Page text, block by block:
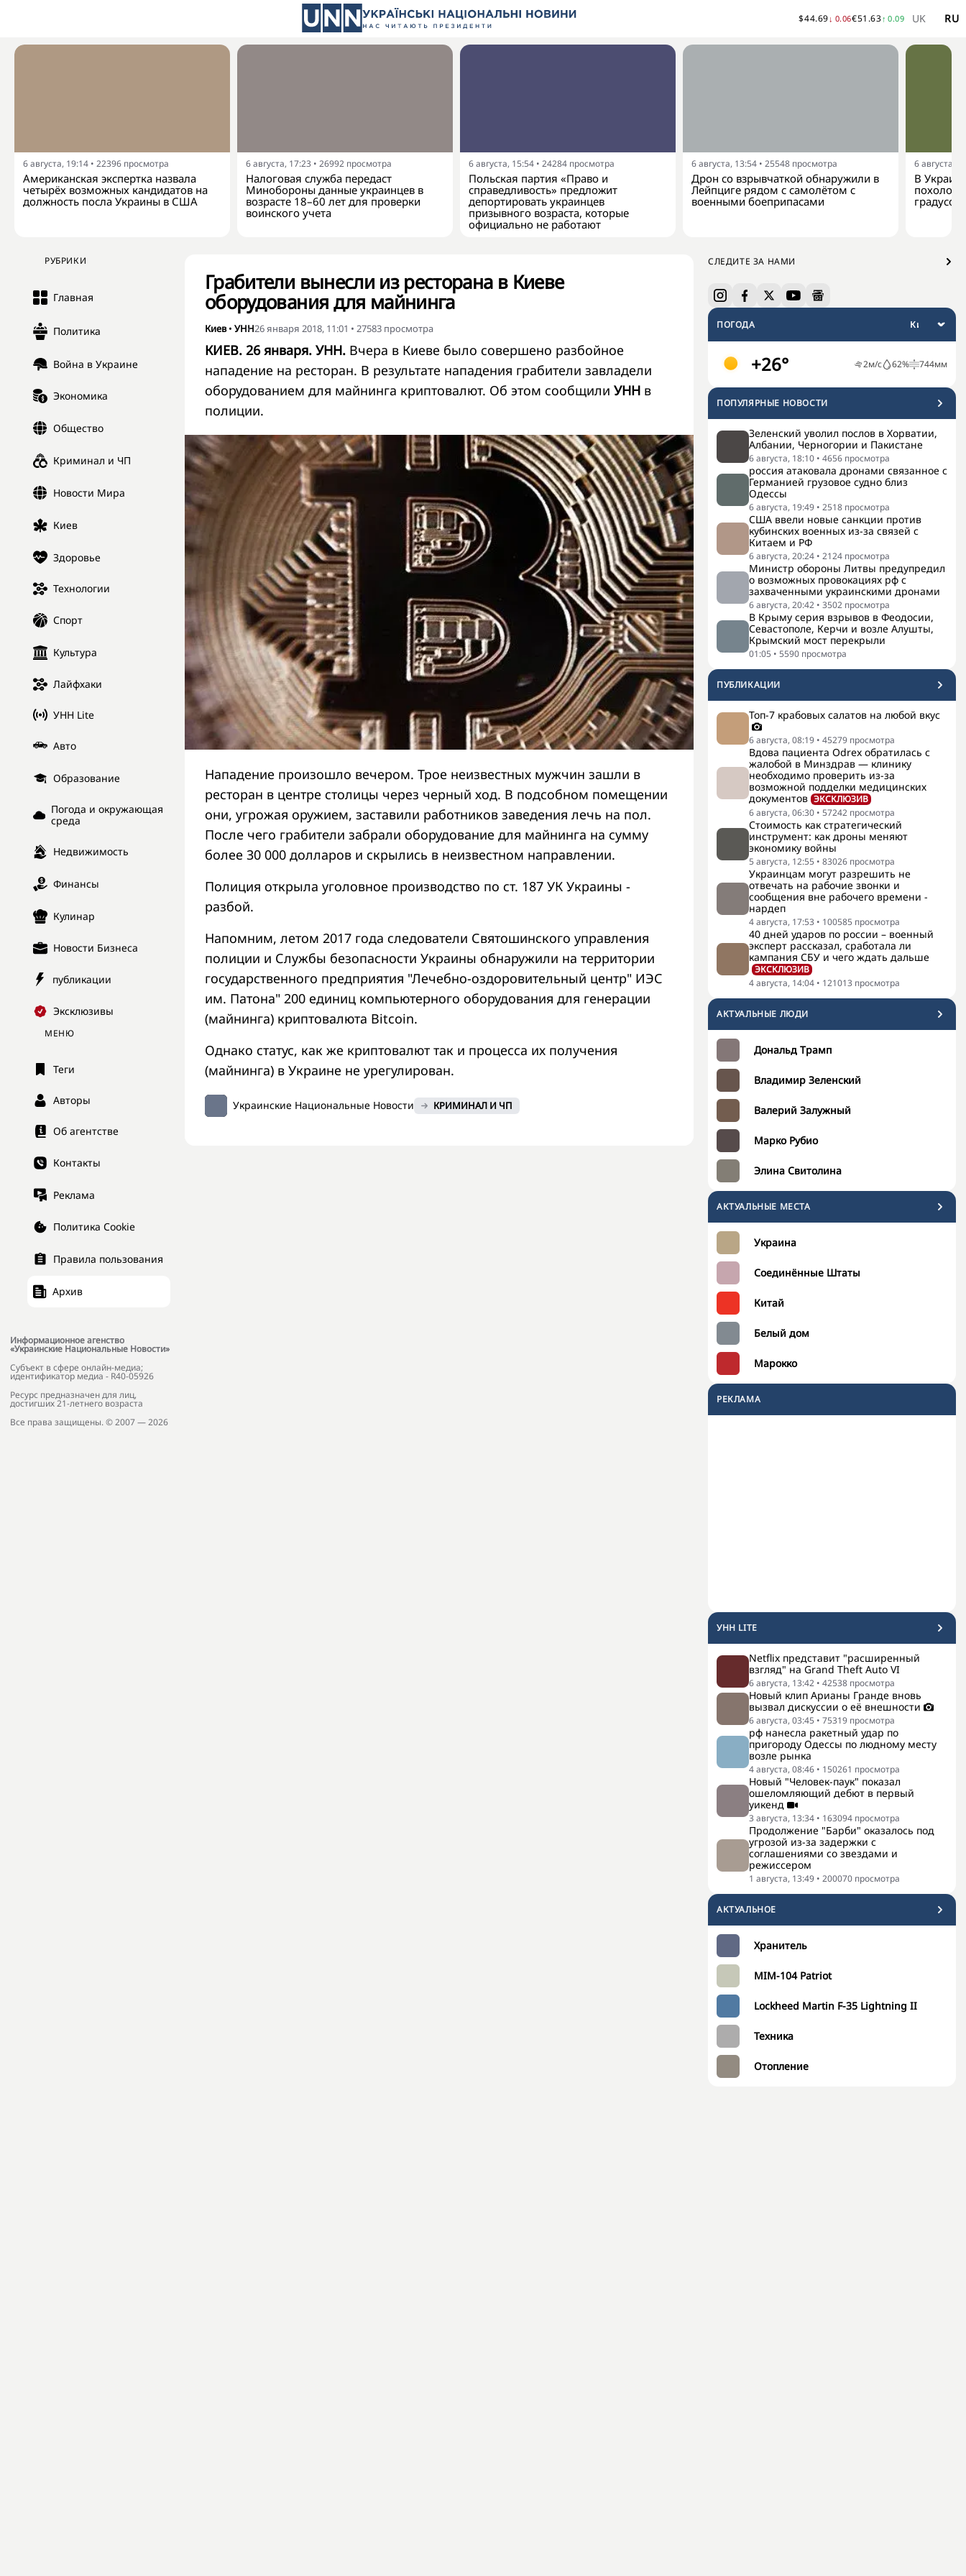
$44.69↓ 0.06€51.63↑ 0.09 UK RU
6 августа, 19:14 • 22396 просмотра
Американская экспертка назвала
четырёх возможных кандидатов на
должность посла Украины в США
6 августа, 17:23 • 26992 просмотра
Налоговая служба передаст
Минобороны данные украинцев в
возрасте 18–60 лет для проверки
воинского учета
6 августа, 15:54 • 24284 просмотра
Польская партия «Право и
справедливость» предложит
депортировать украинцев
призывного возраста, которые
официально не работают
6 августа, 13:54 • 25548 просмотра
Дрон со взрывчаткой обнаружили в
Лейпциге рядом с самолётом с
военными боеприпасами
6 августа,
В
градусов
РУБРИКИ
Главная
Политика
Война в Украине
Экономика
Общество
Криминал и ЧП
Новости Мира
Киев
Здоровье
Технологии
Спорт
Культура
Лайфхаки
УНН Lite
Авто
Образование
Погода и окружающая
среда
Недвижимость
Финансы
Кулинар
Новости Бизнеса
публикации
Эксклюзивы
МЕНЮ
Теги
Авторы
Об агентстве
Контакты
Реклама
Политика Cookie
Правила пользования
Архив
Информационное агенство
«Украинские Национальные Новости»
Субъект в сфере онлайн-медиа;
идентификатор медиа - R40-05926
Ресурс предназначен для лиц,
достигших 21-летнего возраста
Все права защищены. © 2007 — 2026
СЛЕДИТЕ ЗА НАМИ
ПОГОДА
+26° 2м/с 62% 744мм
ПОПУЛЯРНЫЕ НОВОСТИ
Зеленский уволил послов в Хорватии,
Албании, Черногории и Пакистане
6 августа, 18:10 • 4656 просмотра
россия атаковала дронами связанное с
Германией грузовое судно близ
Одессы
6 августа, 19:49 • 2518 просмотра
США ввели новые санкции против
кубинских военных из-за связей с
Китаем и РФ
6 августа, 20:24 • 2124 просмотра
Министр обороны Литвы предупредил
о возможных провокациях рф с
захваченными украинскими дронами
6 августа, 20:42 • 3502 просмотра
В Крыму серия взрывов в Феодосии,
Севастополе, Керчи и возле Алушты,
Крымский мост перекрыли
01:05 • 5590 просмотра
ПУБЛИКАЦИИ
Топ-7 крабовых салатов на любой вкус
6 августа, 08:19 • 45279 просмотра
Вдова пациента Odrex обратилась с
жалобой в Минздрав — клинику
необходимо проверить из-за
возможной подделки медицинских
документов ЭКСКЛЮЗИВ
6 августа, 06:30 • 57242 просмотра
Стоимость как стратегический
инструмент: как дроны меняют
экономику войны
5 августа, 12:55 • 83026 просмотра
Украинцам могут разрешить не
отвечать на рабочие звонки и
сообщения вне рабочего времени -
нардеп
4 августа, 17:53 • 100585 просмотра
40 дней ударов по россии – военный
эксперт рассказал, сработала ли
кампания СБУ и чего ждать дальше
ЭКСКЛЮЗИВ
4 августа, 14:04 • 121013 просмотра
АКТУАЛЬНЫЕ ЛЮДИ
Дональд Трамп
Владимир Зеленский
Валерий Залужный
Марко Рубио
Элина Свитолина
АКТУАЛЬНЫЕ МЕСТА
Украина
Соединённые Штаты
Китай
Белый дом
Марокко
РЕКЛАМА
УНН LITE
Netflix представит "расширенный
взгляд" на Grand Theft Auto VI
6 августа, 13:42 • 42538 просмотра
Новый клип Арианы Гранде вновь
вызвал дискуссии о её внешности
6 августа, 03:45 • 75319 просмотра
рф нанесла ракетный удар по
пригороду Одессы по людному месту
возле рынка
4 августа, 08:46 • 150261 просмотра
Новый "Человек-паук" показал
ошеломляющий дебют в первый
уикенд
3 августа, 13:34 • 163094 просмотра
Продолжение "Барби" оказалось под
угрозой из-за задержки с
соглашениями со звездами и
режиссером
1 августа, 13:49 • 200070 просмотра
АКТУАЛЬНОЕ
Хранитель
MIM-104 Patriot
Lockheed Martin F-35 Lightning II
Техника
Отопление
Грабители вынесли из ресторана в Киеве
оборудования для майнинга
Киев• УНН26 января 2018, 11:01 • 27583 просмотра
КИЕВ. 26 января. УНН. Вчера в Киеве было совершено разбойное
нападение на ресторан. В результате нападения грабители завладели
оборудованием для майнинга криптовалют. Об этом сообщили УНН в
полиции.
Нападение произошло вечером. Трое неизвестных мужчин зашли в
ресторан в центре столицы через черный ход. В подсобном помещении
они, угрожая оружием, заставили работников заведения лечь на пол.
После чего грабители забрали оборудование для майнинга на сумму
более 30 000 долларов и скрылись в неизвестном направлении.
Полиция открыла уголовное производство по ст. 187 УК Украины -
разбой.
Напомним, летом 2017 года следователи Святошинского управления
полиции и Службы безопасности Украины обнаружили на территории
государственного предприятия "Лечебно-оздоровительный центр" ИЭС
им. Патона" 200 единиц компьютерного оборудования для генерации
(майнинга) криптовалюта Bitcoin.
Однако статус, как же криптовалют так и процесса их получения
(майнинга) в Украине не урегулирован.
Украинские Национальные Новости КРИМИНАЛ И ЧП